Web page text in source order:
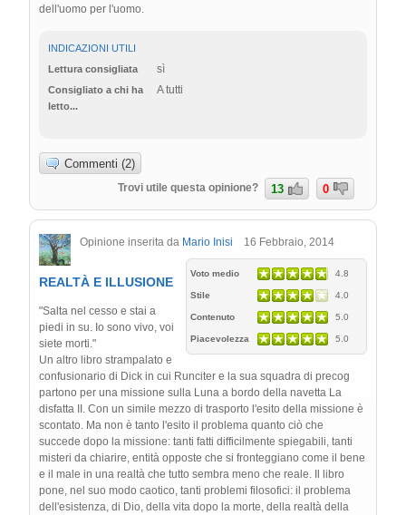
dell'uomo per l'uomo.
INDICAZIONI UTILI
Lettura consigliata
sì
Consigliato a chi ha
letto...
A tutti
Commenti (2)
Trovi utile questa opinione? 13 0
Opinione inserita da Mario Inisi 16 Febbraio, 2014
Voto medio 4.8
Stile 4.0
Contenuto 5.0
Piacevolezza 5.0
REALTÀ E ILLUSIONE
"Salta nel cesso e stai a
piedi in su. Io sono vivo, voi
siete morti."
Un altro libro strampalato e
confusionario di Dick in cui Runciter e la sua squadra di precog
partono per una missione sulla Luna a bordo della navetta La
disfatta II. Con un simile mezzo di trasporto l'esito della missione è
scontato. Ma non è tanto l'esito il problema quanto ciò che
succede dopo la missione: tanti fatti difficilmente spiegabili, tanti
misteri da chiarire, entità opposte che si fronteggiano come il bene
e il male in una realtà che tutto sembra meno che reale. Il libro
pone, nel suo modo caotico, tanti problemi filosofici: il problema
dell'esistenza, di Dio, della vita dopo la morte, della realtà della